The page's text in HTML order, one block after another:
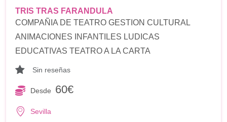
TRIS TRAS FARANDULA
COMPAÑIA DE TEATRO GESTION CULTURAL
ANIMACIONES INFANTILES LUDICAS
EDUCATIVAS TEATRO A LA CARTA
Sin reseñas
Desde 60€
Sevilla